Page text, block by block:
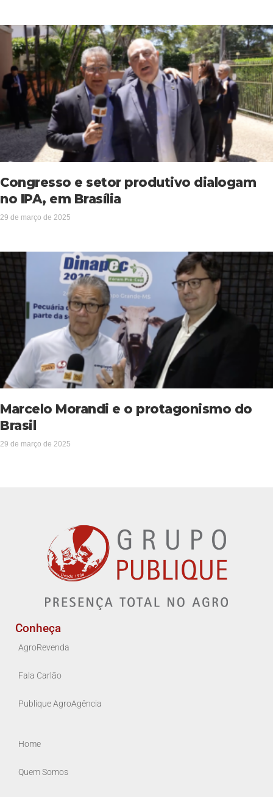
Congresso e setor produtivo dialogam
no IPA, em Brasília
29 de março de 2025
Marcelo Morandi e o protagonismo do
Brasil
29 de março de 2025
Conheça
AgroRevenda
Fala Carlão
Publique AgroAgência
Home
Quem Somos